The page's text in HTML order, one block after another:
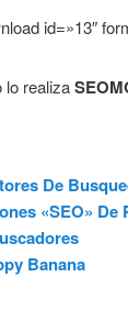
id=»13″
lo realiza
De
«SEO»
Banana